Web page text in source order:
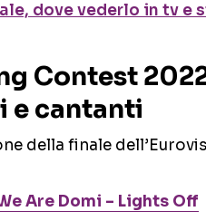
dove vederlo in tv e
Contest
e cantanti
della finale
Are Domi – Lights Off